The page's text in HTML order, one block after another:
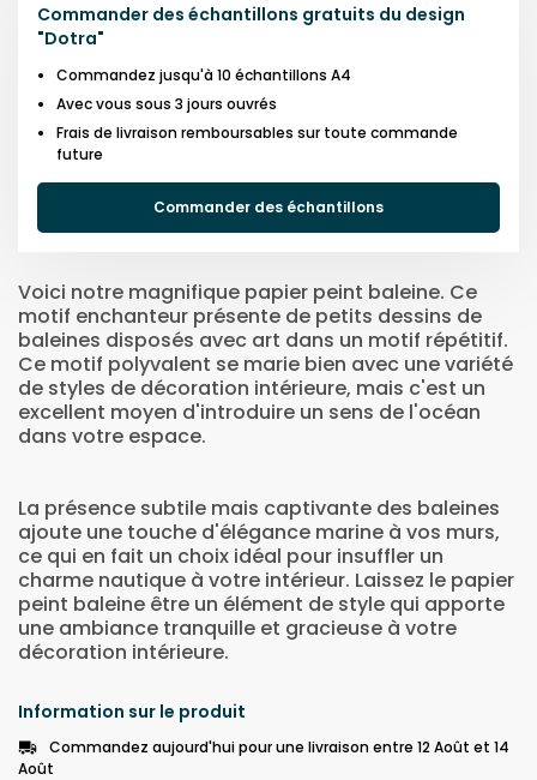
Commander des échantillons gratuits du design
"Dotra"
Commandez jusqu'à 10 échantillons A4
Avec vous sous 3 jours ouvrés
Frais de livraison remboursables sur toute commande
future
Commander des échantillons
Voici notre magnifique papier peint baleine. Ce
motif enchanteur présente de petits dessins de
baleines disposés avec art dans un motif répétitif.
Ce motif polyvalent se marie bien avec une variété
de styles de décoration intérieure, mais c'est un
excellent moyen d'introduire un sens de l'océan
dans votre espace.
La présence subtile mais captivante des baleines
ajoute une touche d'élégance marine à vos murs,
ce qui en fait un choix idéal pour insuffler un
charme nautique à votre intérieur. Laissez le papier
peint baleine être un élément de style qui apporte
une ambiance tranquille et gracieuse à votre
décoration intérieure.
Information sur le produit
Commandez aujourd'hui pour une livraison entre 12 Août et 14
Août